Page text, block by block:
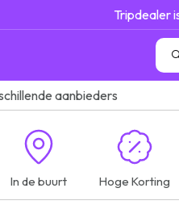
Tripdealer
aanbieders
In de buurt Hoge Korting